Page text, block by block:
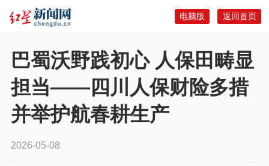
返回首页
电脑版
巴蜀沃野践初心 人保田畴显
担当——四川人保财险多措
并举护航春耕生产
2026-05-08